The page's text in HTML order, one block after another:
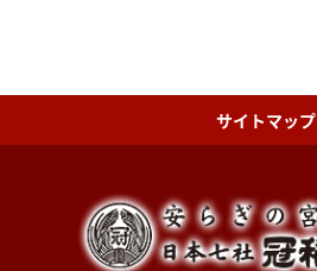
サイトマップ
日本七社 冠稲荷神社
ティアラグリーンパレス